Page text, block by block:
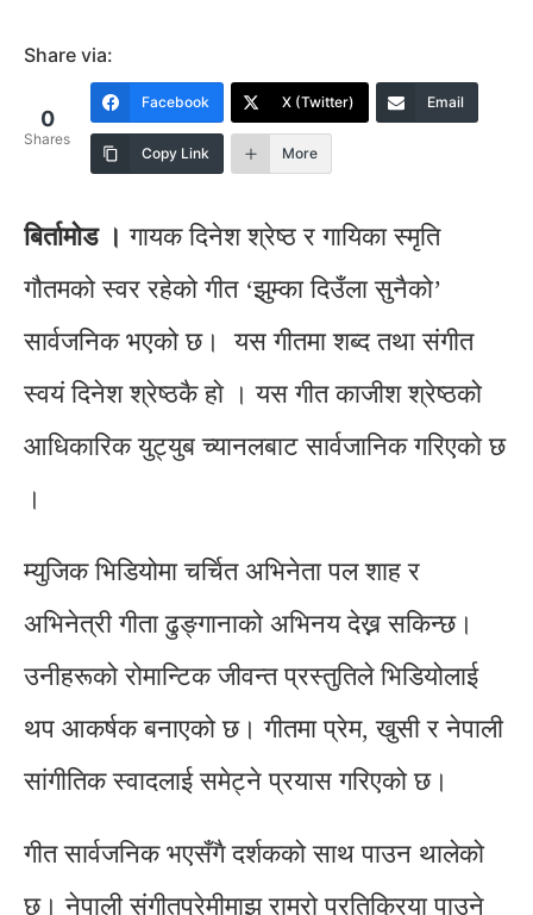
Share via:
0
Shares
Facebook X (Twitter) Email
Copy Link More
बिर्तामाेड । गायकदिनेश श्रेष्ठ र गायिका स्मृति
गौतमको स्वर रहेको गीत ‘झुम्का दिउँला सुनैको’
सार्वजनिक भएको छ। यस गीतमा शब्द तथा संगीत
स्वयं दिनेश श्रेष्ठकै हाे । यस गीत काजीश श्रेष्ठको
आधिकारिक युट्युब च्यानलबाट सार्वजानिक गरिएकाे छ
।
म्युजिक भिडियोमा चर्चित अभिनेतापल शाह र
अभिनेत्रीगीता ढुङ्गानाको अभिनय देख्न सकिन्छ।
उनीहरूको रोमान्टिक जीवन्त प्रस्तुतिले भिडियोलाई
थप आकर्षक बनाएको छ। गीतमा प्रेम, खुसी र नेपाली
सांगीतिक स्वादलाई समेट्ने प्रयास गरिएको छ।
गीत सार्वजनिक भएसँगै दर्शकको साथ पाउन थालेको
छ। नेपाली संगीतप्रेमीमाझ राम्रो प्रतिक्रिया पाउने